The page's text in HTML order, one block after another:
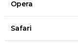
Opera
Safari